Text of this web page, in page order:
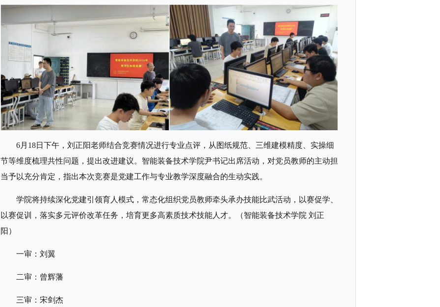
6月18日下午，刘正阳老师结合竞赛情况进行专业点评，从图纸规范、三维建模精度、实操细
节等维度梳理共性问题，提出改进建议。智能装备技术学院尹书记出席活动，对党员教师的主动担
当予以充分肯定，指出本次竞赛是党建工作与专业教学深度融合的生动实践。
学院将持续深化党建引领育人模式，常态化组织党员教师牵头承办技能比武活动，以赛促学、
以赛促训，落实多元评价改革任务，培育更多高素质技术技能人才。（智能装备技术学院 刘正
阳）
一审：刘翼
二审：曾辉藩
三审：宋剑杰